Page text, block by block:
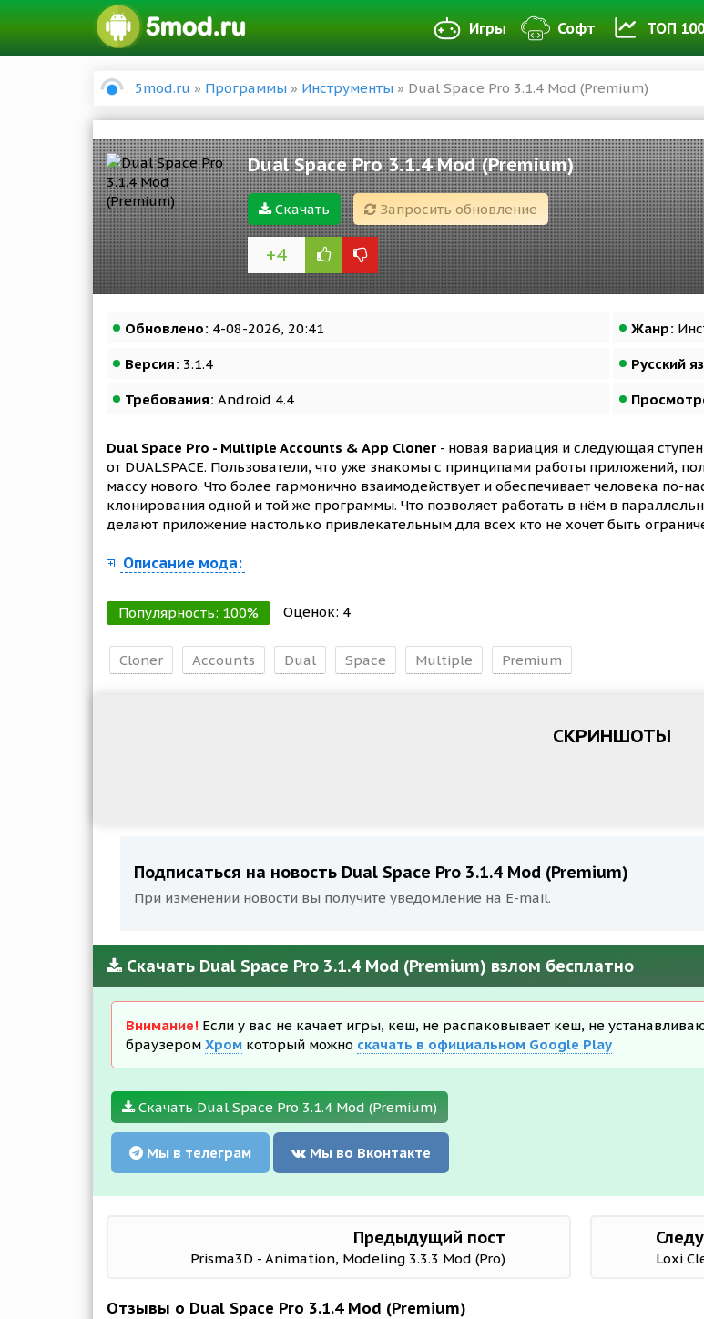
Игры Софт ТОП 100
5mod.ru » Программы » Инструменты » Dual Space Pro 3.1.4 Mod (Premium)
Dual Space Pro 3.1.4 Mod (Premium)
Скачать Запросить обновление
+4
Обновлено: 4-08-2026, 20:41 Жанр:
Версия: 3.1.4 Русский
Требования: Android 4.4
Dual Space Pro - Multiple Accounts & App Cloner - новая вариация и следующая
от DUALSPACE. Пользователи, что уже знакомы с принципами работы приложений,
массу нового. Что более гармонично взаимодействует и обеспечивает человека
клонирования одной и той же программы. Что позволяет работать в нём в
делают приложение настолько привлекательным для всех кто не хочет быть
Описание мода:
Популярность: 100% Оценок: 4
Cloner Accounts Dual Space Multiple Premium
СКРИНШОТЫ
Подписаться на новость Dual Space Pro 3.1.4 Mod (Premium)
При изменении новости вы получите уведомление на E-mail.
Скачать Dual Space Pro 3.1.4 Mod (Premium) взлом бесплатно
Внимание! Если у вас не качает игры, кеш, не распаковывает кеш, не
браузером Хром который можно скачать в официальном Google Play
Скачать Dual Space Pro 3.1.4 Mod (Premium)
Мы в телеграм Мы во Вконтакте
Предыдущий пост
Prisma3D - Animation, Modeling 3.3.3 Mod (Pro) Loxi
Отзывы о Dual Space Pro 3.1.4 Mod (Premium)